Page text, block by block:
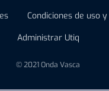
Condiciones de uso
Administrar Utiq
© 2021 Onda Vasca